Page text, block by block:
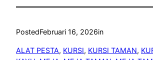
PostedFebruari 16, 2026in
ALAT PESTA, KURSI, KURSI TAMAN,